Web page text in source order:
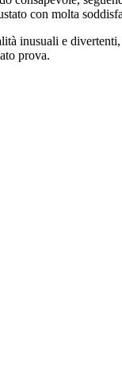
con molta
inusuali e
prova.